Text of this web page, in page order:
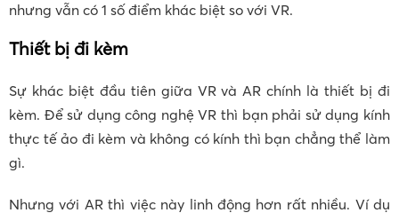
nhưng vẫn có 1 số điểm khác biệt so với VR.
Thiết bị đi kèm
Sự khác biệt đầu tiên giữa VR và AR chính là thiết bị đi
kèm. Để sử dụng công nghệ VR thì bạn phải sử dụng kính
thực tế ảo đi kèm và không có kính thì bạn chẳng thể làm
gì.
Nhưng với AR thì việc này linh động hơn rất nhiều. Ví dụ